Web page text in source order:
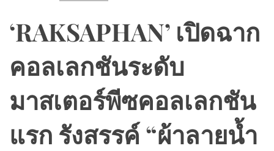
‘RAKSAPHAN’ เปิดฉาก
คอลเลกชันระดับ
มาสเตอร์พีซคอลเลกชัน
แรก รังสรรค์ “ผ้าลายน้ำ